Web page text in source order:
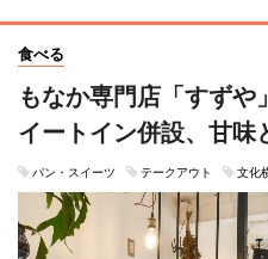
食べる
もなか専門店「すず
イートイン併設、甘味
パン・スイーツ テークアウト 文化